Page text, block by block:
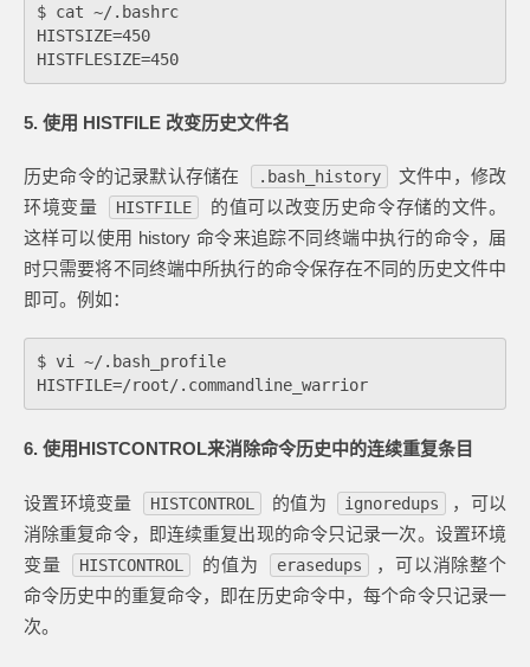
$ cat ~/.bashrc
HISTSIZE=450
HISTFLESIZE=450
5. 使用 HISTFILE 改变历史文件名
历史命令的记录默认存储在 .bash_history
文件中，修改
环境变量
HISTFILE
的值可以改变历史命令存储的文件。
这样可以使用 history 命令来追踪不同终端中执行的命令，届
时只需要将不同终端中所执行的命令保存在不同的历史文件中
即可。例如：
$ vi ~/.bash_profile
HISTFILE=/root/.commandline_warrior
6. 使用HISTCONTROL来消除命令历史中的连续重复条目
设置环境变量 HISTCONTROL 的值为 ignoredups
，可以
消除重复命令，即连续重复出现的命令只记录一次。设置环境
变量
HISTCONTROL 的值为 erasedups
，可以消除整个
命令历史中的重复命令，即在历史命令中，每个命令只记录一
次。